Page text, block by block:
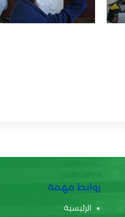
روابط مهمة
الرئيسية